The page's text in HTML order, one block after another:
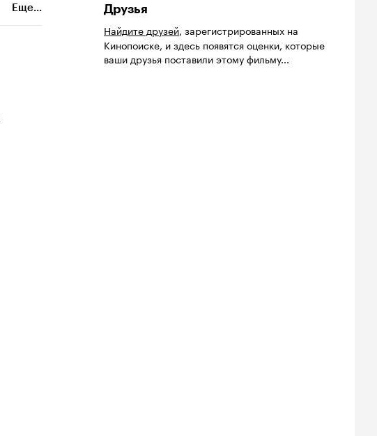
Еще...
Друзья
Найдите друзей, зарегистрированных на
Кинопоиске, и здесь появятся оценки, которые
ваши друзья поставили этому фильму...